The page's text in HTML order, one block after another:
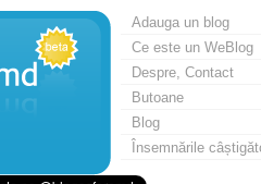
Adauga un blog
Ce este un WeBlog
Despre, Contact
Butoane
Blog
Însemnările